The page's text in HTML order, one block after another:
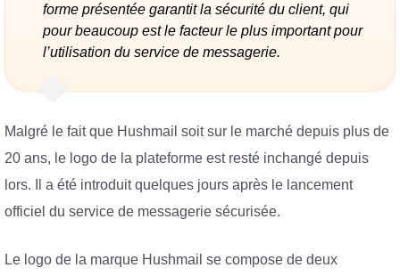
forme présentée garantit la sécurité du client, qui
pour beaucoup est le facteur le plus important pour
l’utilisation du service de messagerie.
Malgré le fait que Hushmail soit sur le marché depuis plus de
20 ans, le logo de la plateforme est resté inchangé depuis
lors. Il a été introduit quelques jours après le lancement
officiel du service de messagerie sécurisée.
Le logo de la marque Hushmail se compose de deux